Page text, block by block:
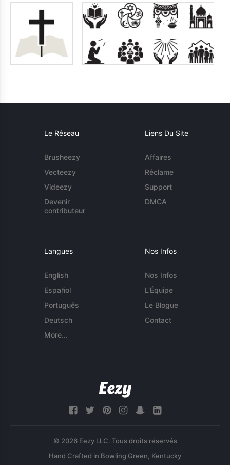
Le Réseau
Brusheezy
Vecteezy
Videezy
Devenir
contributeur
Liens Du Site
Affaires
Réclame
Support
DMCA
Langues
English
Español
Português
Deutsch
More...
Nos Infos
Nos Infos
L'Équipe
Le Blogue
Contact
© 2026 Eezy LLC. Tous droits réservés